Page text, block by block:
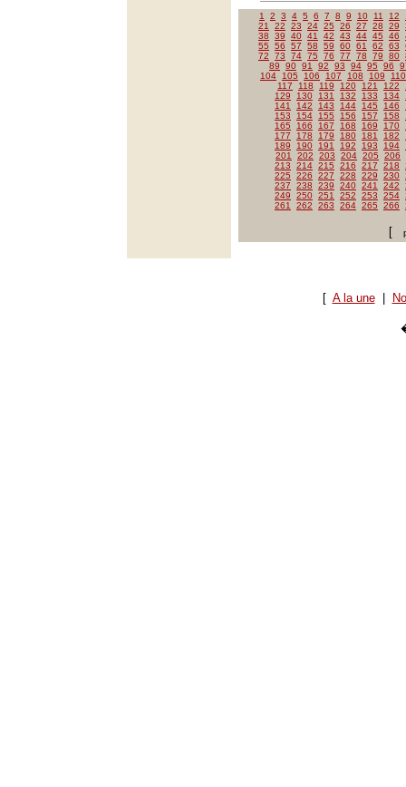
1 2 3 4 5 6 7 8 9 10 11 12
21
22 23 24 25 26 27 28 29
38
39 40 41 42 43 44 45 46
55
56 57 58 59 60 61 62 63
72
73 74 75 76 77 78 79 80
89
90 91 92 93 94 95 96
104
105 106 107 108 109
110
117
118 119 120 121 122
129
130 131 132 133 134
141
142 143 144 145 146
153
154 155 156 157 158
165
166 167 168 169 170
177
178 179 180 181 182
189
190 191 192 193 194
201
202 203 204 205
206
213
214 215 216 217 218
225
226 227 228 229 230
237
238 239 240 241 242
249
250 251 252 253 254
261
262 263 264 265 266
[
[ A la une|